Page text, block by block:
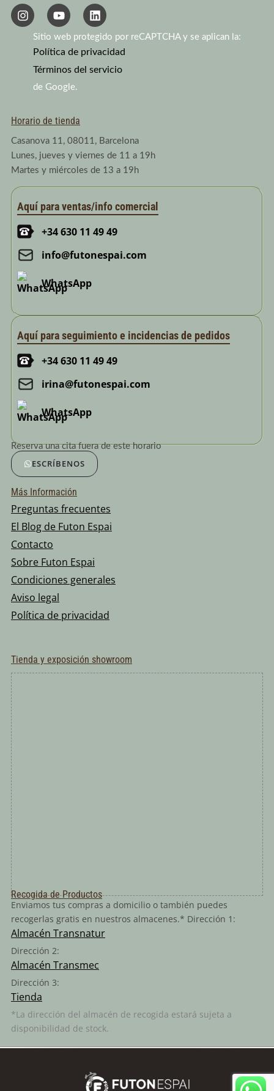
I
n
s
Y
o
u
t
u
b
L
i
n
k
e
d
Sitio web protegido por reCAPTCHA y se aplican la:
Política de privacidad
Términos del servicio
de Google.
Horario de tienda
Casanova 11, 08011, Barcelona
Lunes, jueves y viernes de 11 a 19h
Martes y miércoles de 13 a 19h
Aquí para ventas/info comercial
+34 630 11 49 49
info@futonespai.com
WhatsApp
Aquí para seguimiento e incidencias de pedidos
+34 630 11 49 49
irina@futonespai.com
WhatsApp
Reserva una cita fuera de este horario
ESCRÍBENOS
Más Información
Preguntas frecuentes
El Blog de Futon Espai
Contacto
Sobre Futon Espai
Condiciones generales
Aviso legal
Política de privacidad
Tienda y exposición showroom
Recogida de Productos
Enviamos tus compras a domicilio o también puedes
recogerlas gratis en nuestros almacenes.* Dirección 1:
Almacén Transnatur
Dirección 2:
Almacén Transmec
Dirección 3:
Tienda
*La dirección del almacén de recogida estará sujeta a
disponibilidad de stock.